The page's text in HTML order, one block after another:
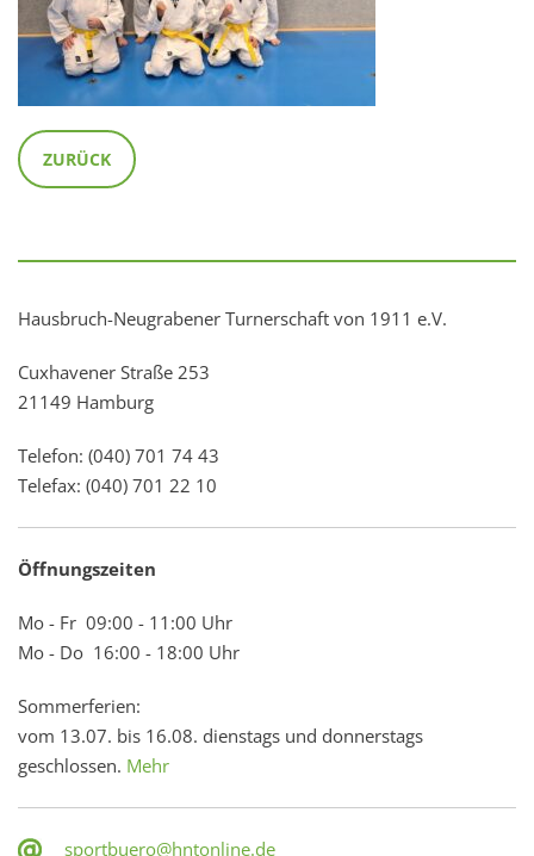
ZURÜCK
Hausbruch-Neugrabener Turnerschaft von 1911 e.V.
Cuxhavener Straße 253
21149 Hamburg
Telefon: (040) 701 74 43
Telefax: (040) 701 22 10
Öffnungszeiten
Mo - Fr 09:00 - 11:00 Uhr
Mo - Do 16:00 - 18:00 Uhr
Sommerferien:
vom 13.07. bis 16.08. dienstags und donnerstags
geschlossen. Mehr
sportbuero@hntonline.de